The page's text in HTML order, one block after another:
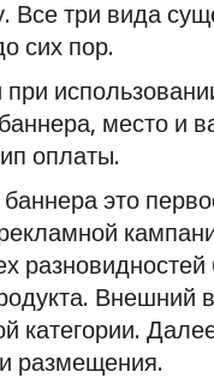
Все три вида
сих пор.
место и
оплаты.
это
Внешний
категории.
размещения.